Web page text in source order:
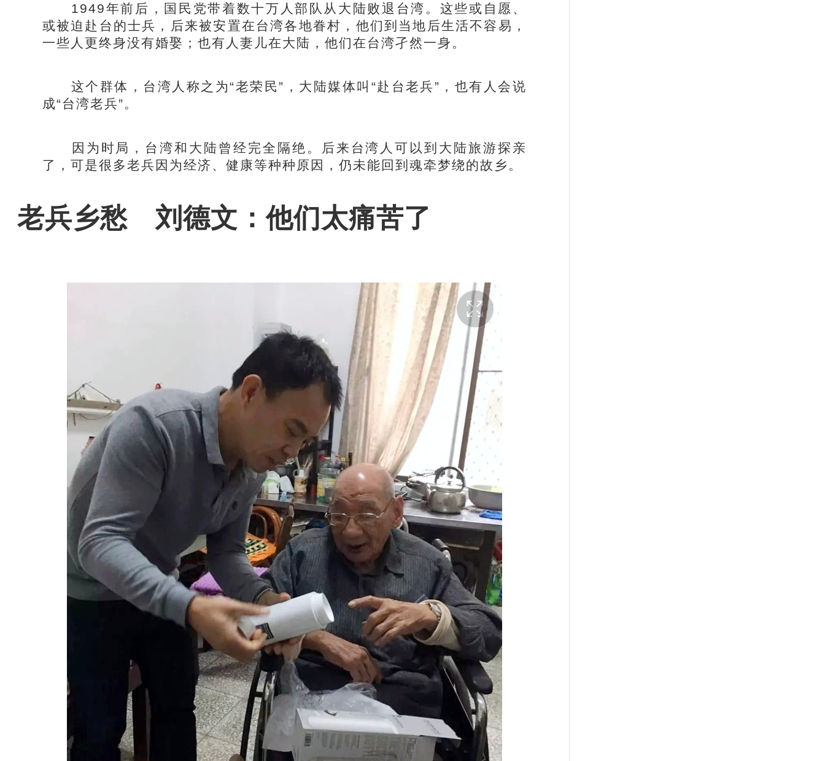
1949年前后，国民党带着数十万人部队从大陆败退台湾。这些或自愿、
或被迫赴台的士兵，后来被安置在台湾各地眷村，他们到当地后生活不容易，
一些人更终身没有婚娶；也有人妻儿在大陆，他们在台湾孑然一身。
这个群体，台湾人称之为“老荣民”，大陆媒体叫“赴台老兵”，也有人会说
成“台湾老兵”。
因为时局，台湾和大陆曾经完全隔绝。后来台湾人可以到大陆旅游探亲
了，可是很多老兵因为经济、健康等种种原因，仍未能回到魂牵梦绕的故乡。
老兵乡愁 刘德文：他们太痛苦了